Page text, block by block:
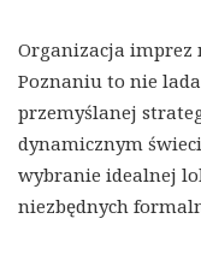
Organizacja imprez
Poznaniu to nie
przemyślanej
dynamicznym
wybranie idealnej
niezbędnych